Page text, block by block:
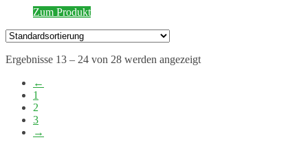
Zum Produkt
Ergebnisse 13 – 24 von 28 werden angezeigt
←
1
2
3
→